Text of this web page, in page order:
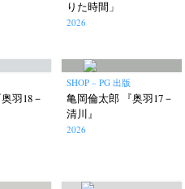
りた時間」
2026
羽18－
SHOP – PG 出版
亀岡倫太郎 『奥羽17－
清川』
2026